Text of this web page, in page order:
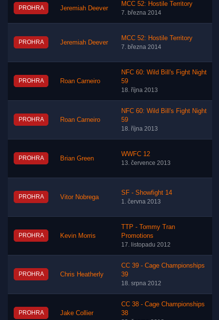
PROHRA Jeremiah Deever
MCC 52: Hostile Territory
7. března 2014
PROHRA Jeremiah Deever
MCC 52: Hostile Territory
7. března 2014
PROHRA Roan Carneiro
NFC 60: Wild Bill's Fight Night
59
18. října 2013
PROHRA Roan Carneiro
NFC 60: Wild Bill's Fight Night
59
18. října 2013
PROHRA Brian Green
WWFC 12
13. července 2013
PROHRA Vitor Nobrega
SF - Showfight 14
1. června 2013
PROHRA Kevin Morris
TTP - Tommy Tran
Promotions
17. listopadu 2012
PROHRA Chris Heatherly
CC 39 - Cage Championships
39
18. srpna 2012
PROHRA Jake Collier
CC 38 - Cage Championships
38